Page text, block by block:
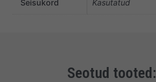
Seisukord Kasutatud
Seotud tooted: